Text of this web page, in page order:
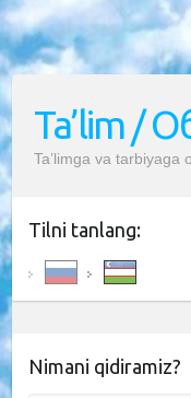
Ta’lim /
Ta’limga va tarbiyaga
Tilni tanlang:
Nimani qidiramiz?